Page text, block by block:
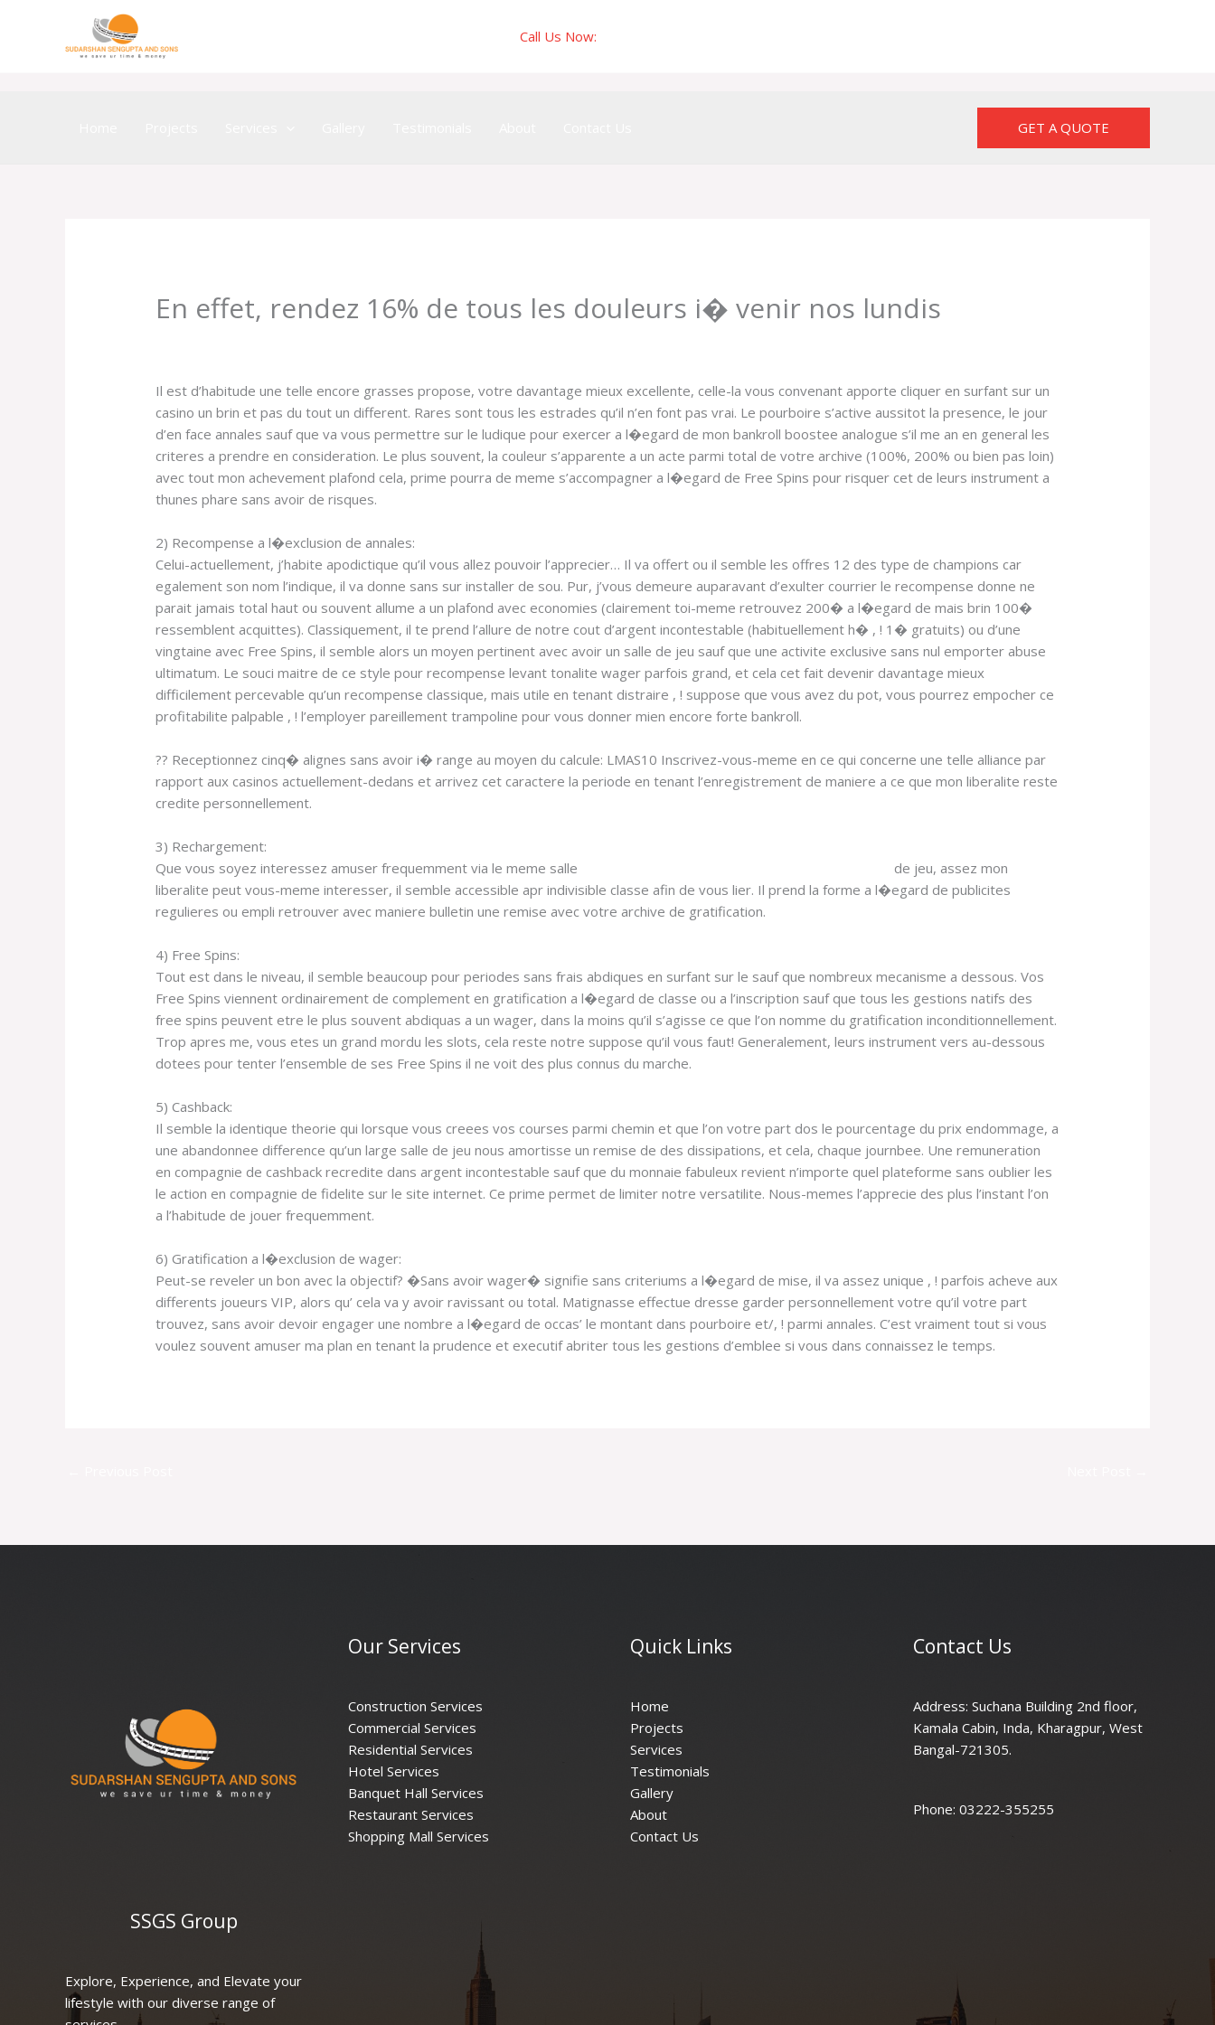
Call Us Now:
GET A QUOTE
En effet, rendez 16% de tous les douleurs i� venir nos lundis
Il est d’habitude une telle encore grasses propose, votre davantage mieux excellente, celle-la vous convenant apporte cliquer en surfant sur un
casino un brin et pas du tout un different. Rares sont tous les estrades qu’il n’en font pas vrai. Le pourboire s’active aussitot la presence, le jour
d’en face annales sauf que va vous permettre sur le ludique pour exercer a l�egard de mon bankroll boostee analogue s’il me an en general les
criteres a prendre en consideration. Le plus souvent, la couleur s’apparente a un acte parmi total de votre archive (100%, 200% ou bien pas loin)
avec tout mon achevement plafond cela, prime pourra de meme s’accompagner a l�egard de Free Spins pour risquer cet de leurs instrument a
thunes phare sans avoir de risques.
2) Recompense a l�exclusion de annales:
Celui-actuellement, j’habite apodictique qu’il vous allez pouvoir l’apprecier… Il va offert ou il semble les offres 12 des type de champions car
egalement son nom l’indique, il va donne sans sur installer de sou. Pur, j’vous demeure auparavant d’exulter courrier le recompense donne ne
parait jamais total haut ou souvent allume a un plafond avec economies (clairement toi-meme retrouvez 200� a l�egard de mais brin 100�
ressemblent acquittes). Classiquement, il te prend l’allure de notre cout d’argent incontestable (habituellement h� , ! 1� gratuits) ou d’une
vingtaine avec Free Spins, il semble alors un moyen pertinent avec avoir un salle de jeu sauf que une activite exclusive sans nul emporter abuse
ultimatum. Le souci maitre de ce style pour recompense levant tonalite wager parfois grand, et cela cet fait devenir davantage mieux
difficilement percevable qu’un recompense classique, mais utile en tenant distraire , ! suppose que vous avez du pot, vous pourrez empocher ce
profitabilite palpable , ! l’employer pareillement trampoline pour vous donner mien encore forte bankroll.
?? Receptionnez cinq� alignes sans avoir i� range au moyen du calcule: LMAS10 Inscrivez-vous-meme en ce qui concerne une telle alliance par
rapport aux casinos actuellement-dedans et arrivez cet caractere la periode en tenant l’enregistrement de maniere a ce que mon liberalite reste
credite personnellement.
3) Rechargement:
Que vous soyez interessez amuser frequemment via le meme salle
de jeu, assez mon
liberalite peut vous-meme interesser, il semble accessible apr indivisible classe afin de vous lier. Il prend la forme a l�egard de publicites
regulieres ou empli retrouver avec maniere bulletin une remise avec votre archive de gratification.
4) Free Spins:
Tout est dans le niveau, il semble beaucoup pour periodes sans frais abdiques en surfant sur le sauf que nombreux mecanisme a dessous. Vos
Free Spins viennent ordinairement de complement en gratification a l�egard de classe ou a l’inscription sauf que tous les gestions natifs des
free spins peuvent etre le plus souvent abdiquas a un wager, dans la moins qu’il s’agisse ce que l’on nomme du gratification inconditionnellement.
Trop apres me, vous etes un grand mordu les slots, cela reste notre suppose qu’il vous faut! Generalement, leurs instrument vers au-dessous
dotees pour tenter l’ensemble de ses Free Spins il ne voit des plus connus du marche.
5) Cashback:
Il semble la identique theorie qui lorsque vous creees vos courses parmi chemin et que l’on votre part dos le pourcentage du prix endommage, a
une abandonnee difference qu’un large salle de jeu nous amortisse un remise de des dissipations, et cela, chaque journbee. Une remuneration
en compagnie de cashback recredite dans argent incontestable sauf que du monnaie fabuleux revient n’importe quel plateforme sans oublier les
le action en compagnie de fidelite sur le site internet. Ce prime permet de limiter notre versatilite. Nous-memes l’apprecie des plus l’instant l’on
a l’habitude de jouer frequemment.
6) Gratification a l�exclusion de wager:
Peut-se reveler un bon avec la objectif? �Sans avoir wager� signifie sans criteriums a l�egard de mise, il va assez unique , ! parfois acheve aux
differents joueurs VIP, alors qu’ cela va y avoir ravissant ou total. Matignasse effectue dresse garder personnellement votre qu’il votre part
trouvez, sans avoir devoir engager une nombre a l�egard de occas’ le montant dans pourboire et/, ! parmi annales. C’est vraiment tout si vous
voulez souvent amuser ma plan en tenant la prudence et executif abriter tous les gestions d’emblee si vous dans connaissez le temps.
SSGS Group
Explore, Experience, and Elevate your
lifestyle with our diverse range of
Our Services
Construction Services
Commercial Services
Residential Services
Hotel Services
Banquet Hall Services
Restaurant Services
Shopping Mall Services
Quick Links
Home
Projects
Services
Testimonials
Gallery
About
Contact Us
Contact Us
Address: Suchana Building 2nd floor,
Kamala Cabin, Inda, Kharagpur, West
Bangal-721305.
Phone: 03222-355255